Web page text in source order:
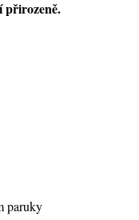
přirozeně.
paruky